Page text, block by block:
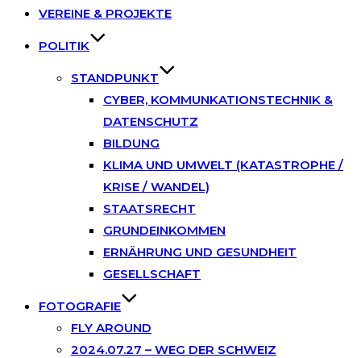
VEREINE & PROJEKTE
POLITIK
STANDPUNKT
CYBER, KOMMUNKATIONSTECHNIK &
DATENSCHUTZ
BILDUNG
KLIMA UND UMWELT (KATASTROPHE /
KRISE / WANDEL)
STAATSRECHT
GRUNDEINKOMMEN
ERNÄHRUNG UND GESUNDHEIT
GESELLSCHAFT
FOTOGRAFIE
FLY AROUND
2024.07.27 – WEG DER SCHWEIZ